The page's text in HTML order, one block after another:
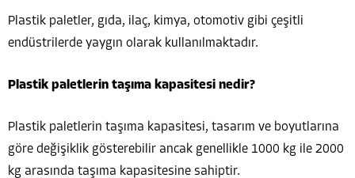
Plastik paletler, gıda, ilaç, kimya, otomotiv gibi çeşitli
endüstrilerde yaygın olarak kullanılmaktadır.
Plastik paletlerin taşıma kapasitesi nedir?
Plastik paletlerin taşıma kapasitesi, tasarım ve boyutlarına
göre değişiklik gösterebilir ancak genellikle 1000 kg ile 2000
kg arasında taşıma kapasitesine sahiptir.